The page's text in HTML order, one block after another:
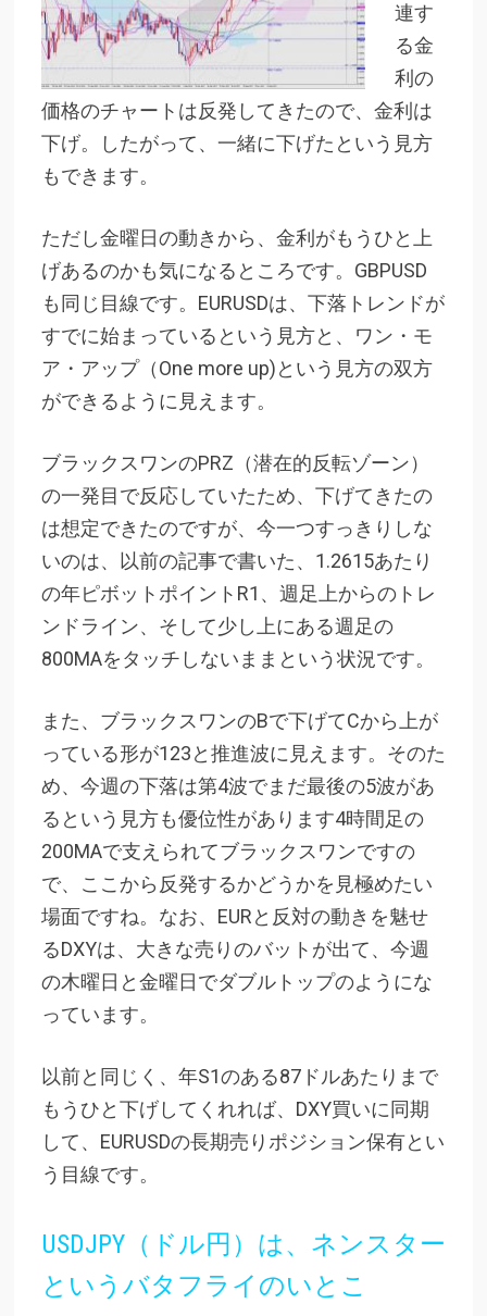
連す
る金
利の
価格のチャートは反発してきたので、金利は
下げ。したがって、一緒に下げたという見方
もできます。
ただし金曜日の動きから、金利がもうひと上
げあるのかも気になるところです。GBPUSD
も同じ目線です。EURUSDは、下落トレンドが
すでに始まっているという見方と、ワン・モ
ア・アップ（One more up)という見方の双方
ができるように見えます。
ブラックスワンのPRZ（潜在的反転ゾーン）
の一発目で反応していたため、下げてきたの
は想定できたのですが、今一つすっきりしな
いのは、以前の記事で書いた、1.2615あたり
の年ピボットポイントR1、週足上からのトレ
ンドライン、そして少し上にある週足の
800MAをタッチしないままという状況です。
また、ブラックスワンのBで下げてCから上が
っている形が123と推進波に見えます。そのた
め、今週の下落は第4波でまだ最後の5波があ
るという見方も優位性があります4時間足の
200MAで支えられてブラックスワンですの
で、ここから反発するかどうかを見極めたい
場面ですね。なお、EURと反対の動きを魅せ
るDXYは、大きな売りのバットが出て、今週
の木曜日と金曜日でダブルトップのようにな
っています。
以前と同じく、年S1のある87ドルあたりまで
もうひと下げしてくれれば、DXY買いに同期
して、EURUSDの長期売りポジション保有とい
う目線です。
USDJPY（ドル円）は、ネンスター
というバタフライのいとこ